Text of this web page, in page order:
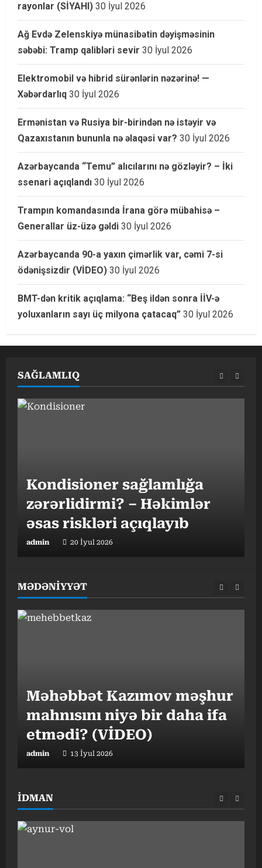
rayonlar (SİYAHI) 30 İyul 2026
Ağ Evdə Zelenskiyə münasibətin dəyişməsinin
səbəbi: Tramp qalibləri sevir 30 İyul 2026
Elektromobil və hibrid sürənlərin nəzərinə! —
Xəbərdarlıq 30 İyul 2026
Ermənistan və Rusiya bir-birindən nə istəyir və
Qazaxıstanın bununla nə əlaqəsi var? 30 İyul 2026
Azərbaycanda “Temu” alıcılarını nə gözləyir? – İki
ssenari açıqlandı 30 İyul 2026
Trampın komandasında İrana görə mübahisə –
Generallar üz-üzə gəldi 30 İyul 2026
Azərbaycanda 90-a yaxın çimərlik var, cəmi 7-si
ödənişsizdir (VİDEO) 30 İyul 2026
BMT-dən kritik açıqlama: “Beş ildən sonra İİV-ə
yoluxanların sayı üç milyona çatacaq” 30 İyul 2026
SAĞLAMLIQ
Kondisioner sağlamlığa
zərərlidirmi? – Həkimlər
əsas riskləri açıqlayıb
admin 20 İyul 2026
MƏDƏNİYYƏT
Məhəbbət Kazımov məşhur
mahnısını niyə bir daha ifa
etmədi? (VİDEO)
admin 13 İyul 2026
İDMAN